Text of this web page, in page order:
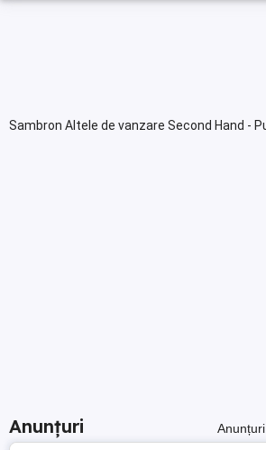
Sambron Altele de vanzare Second Hand -
Anunțuri